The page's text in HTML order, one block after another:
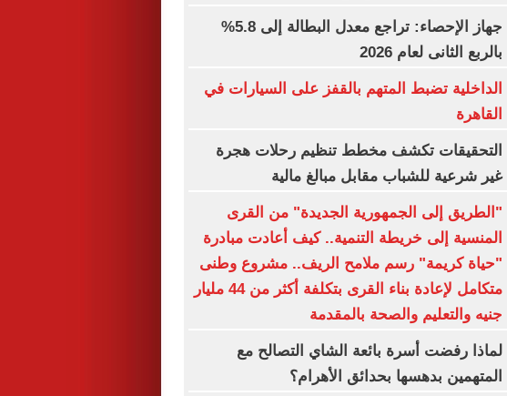
جهاز الإحصاء: تراجع معدل البطالة إلى 5.8%
بالربع الثانى لعام 2026
الداخلية تضبط المتهم بالقفز على السيارات في
القاهرة
التحقيقات تكشف مخطط تنظيم رحلات هجرة
غير شرعية للشباب مقابل مبالغ مالية
"الطريق إلى الجمهورية الجديدة" من القرى
المنسية إلى خريطة التنمية.. كيف أعادت مبادرة
"حياة كريمة" رسم ملامح الريف.. مشروع وطنى
متكامل لإعادة بناء القرى بتكلفة أكثر من 44 مليار
جنيه والتعليم والصحة بالمقدمة
لماذا رفضت أسرة بائعة الشاي التصالح مع
المتهمين بدهسها بحدائق الأهرام؟